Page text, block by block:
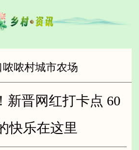
哝村城市农场
新晋网红打卡点 60
快乐在这里